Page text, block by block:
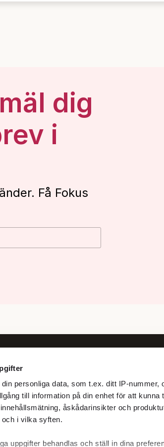
din personliga data, som t.ex. ditt IP-nummer,
till information på din enhet för att kunna
åskådarinsikter och
i vilka syften.
uppgifter behandlas och ställ in dina
dig
i
Få Fokus
Facebook
X